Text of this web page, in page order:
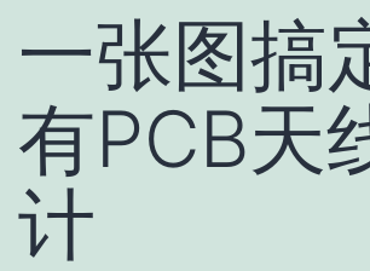
一张图搞
有PCB天
计